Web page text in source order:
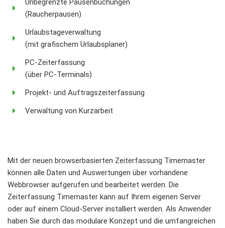
Unbegrenzte Pausenbuchungen
(Raucherpausen)
Urlaubstageverwaltung
(mit grafischem Urlaubsplaner)
PC-Zeiterfassung
(über PC-Terminals)
Projekt- und Auftragszeiterfassung
Verwaltung von Kurzarbeit
Mit der neuen browserbasierten Zeiterfassung Timemaster
können alle Daten und Auswertungen über vorhandene
Webbrowser aufgerufen und bearbeitet werden. Die
Zeiterfassung Timemaster kann auf Ihrem eigenen Server
oder auf einem Cloud-Server installiert werden. Als Anwender
haben Sie durch das modulare Konzept und die umfangreichen